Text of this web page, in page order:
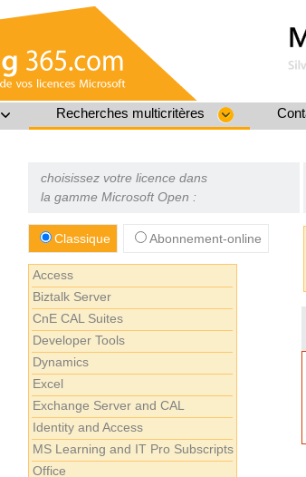
Recherches multicritères
choisissez votre licence dans
la gamme Microsoft Open :
Classique Abonnement-online
Access
Biztalk Server
CnE CAL Suites
Developer Tools
Dynamics
Excel
Exchange Server and CAL
Identity and Access
MS Learning and IT Pro Subscripts
Office